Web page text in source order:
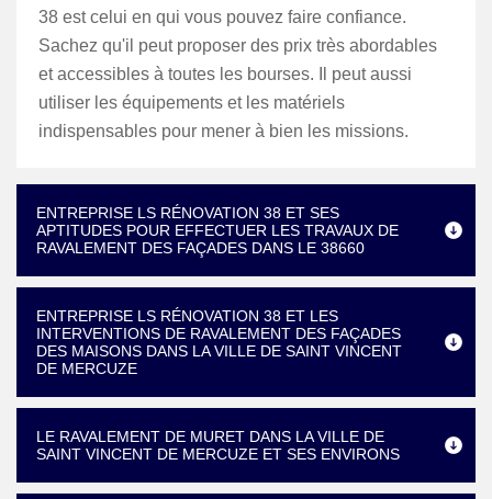
38 est celui en qui vous pouvez faire confiance.
Sachez qu'il peut proposer des prix très abordables
et accessibles à toutes les bourses. Il peut aussi
utiliser les équipements et les matériels
indispensables pour mener à bien les missions.
ENTREPRISE LS RÉNOVATION 38 ET SES
APTITUDES POUR EFFECTUER LES TRAVAUX DE
RAVALEMENT DES FAÇADES DANS LE 38660
ENTREPRISE LS RÉNOVATION 38 ET LES
INTERVENTIONS DE RAVALEMENT DES FAÇADES
DES MAISONS DANS LA VILLE DE SAINT VINCENT
DE MERCUZE
LE RAVALEMENT DE MURET DANS LA VILLE DE
SAINT VINCENT DE MERCUZE ET SES ENVIRONS